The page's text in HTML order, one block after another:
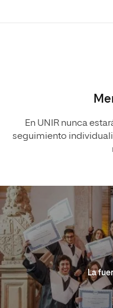
En UNIR nunca
seguimiento
La